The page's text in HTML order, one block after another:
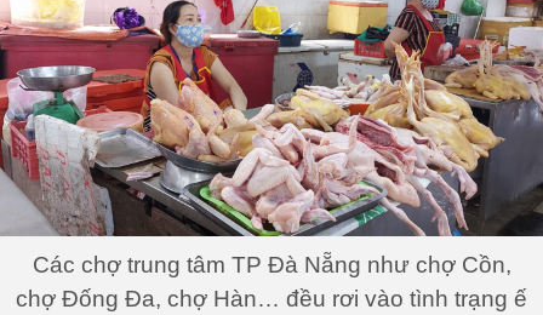
Các chợ trung tâm TP Đà Nẵng như chợ Cồn,
chợ Đống Đa, chợ Hàn… đều rơi vào tình trạng ế